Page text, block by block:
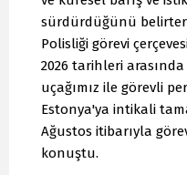
sürdürdüğünü
Polisliği görevi
2026 tarihleri
uçağımız ile görevli
Estonya'ya intikali
Ağustos itibarıyla
konuştu.